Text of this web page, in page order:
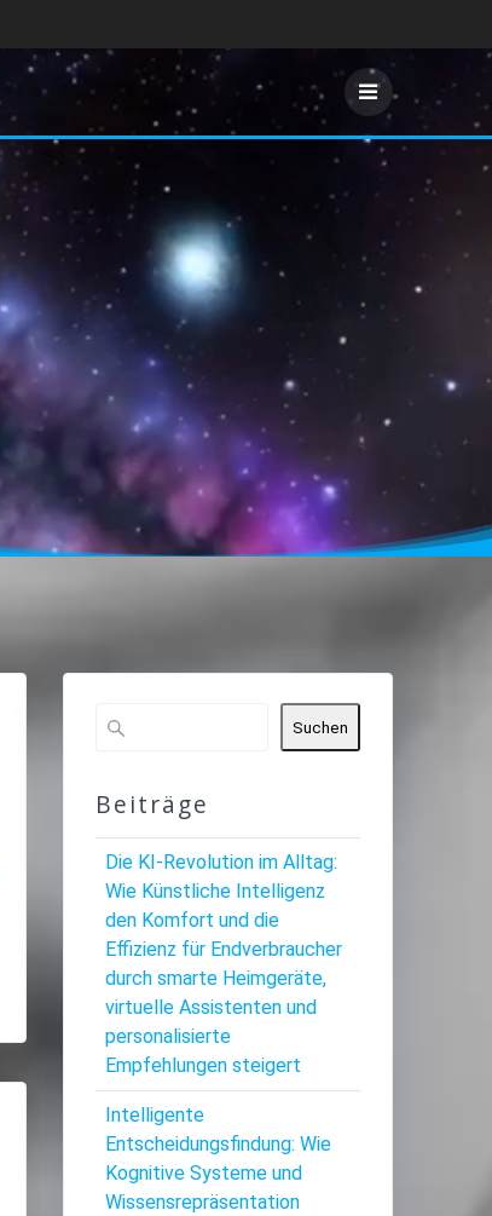
Suchen
Beiträge
Die KI-Revolution im Alltag:
Wie Künstliche Intelligenz
den Komfort und die
Effizienz für Endverbraucher
durch smarte Heimgeräte,
virtuelle Assistenten und
personalisierte
Empfehlungen steigert
Intelligente
Entscheidungsfindung: Wie
Kognitive Systeme und
Wissensrepräsentation